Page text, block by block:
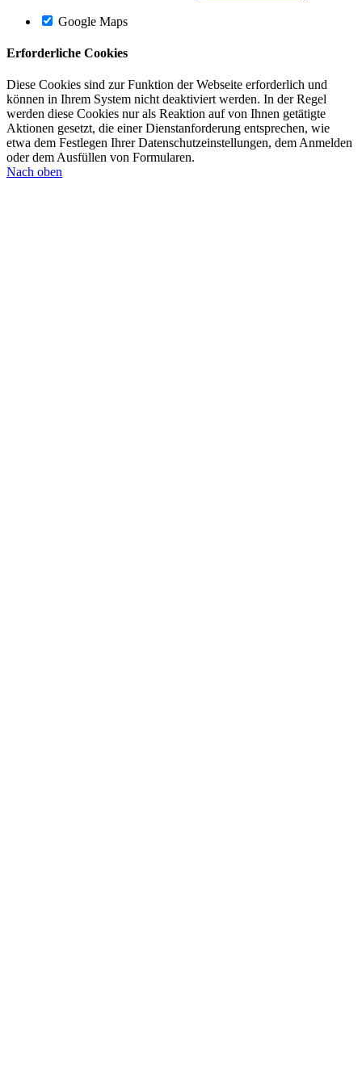
Google Maps
Erforderliche Cookies
Diese Cookies sind zur Funktion der Webseite erforderlich und
können in Ihrem System nicht deaktiviert werden. In der Regel
werden diese Cookies nur als Reaktion auf von Ihnen getätigte
Aktionen gesetzt, die einer Dienstanforderung entsprechen, wie
etwa dem Festlegen Ihrer Datenschutzeinstellungen, dem Anmelden
oder dem Ausfüllen von Formularen.
Nach oben